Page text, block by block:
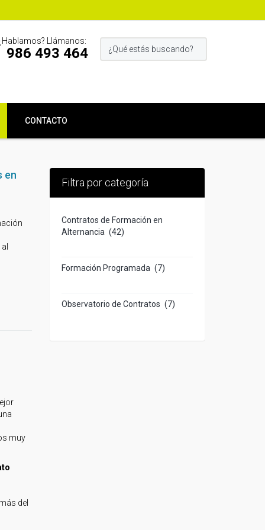
Llámanos:
986 493 464
CONTACTO
en
muy
del
Filtra por categoría
Contratos de Formación en
Alternancia (42)
Formación Programada (7)
Observatorio de Contratos (7)